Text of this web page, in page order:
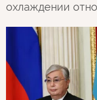
охлаждении